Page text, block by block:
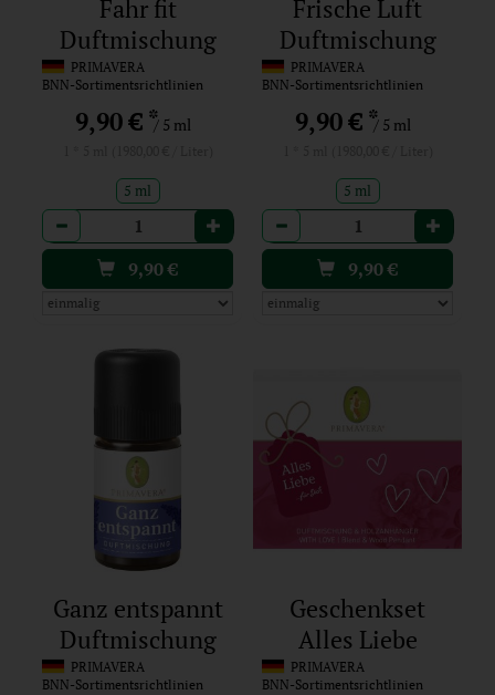
Fahr fit
Duftmischung
PRIMAVERA
BNN-Sortimentsrichtlinien
9,90 € */ 5 ml
5 ml
Anzahl
9,90€
Frische Luft
Duftmischung
PRIMAVERA
BNN-Sortimentsrichtlinien
9,90 € */ 5 ml
5 ml
Anzahl
9,90€
Ganz entspannt
Duftmischung
PRIMAVERA
BNN-Sortimentsrichtlinien
Geschenkset
Alles Liebe
PRIMAVERA
BNN-Sortimentsrichtlinien